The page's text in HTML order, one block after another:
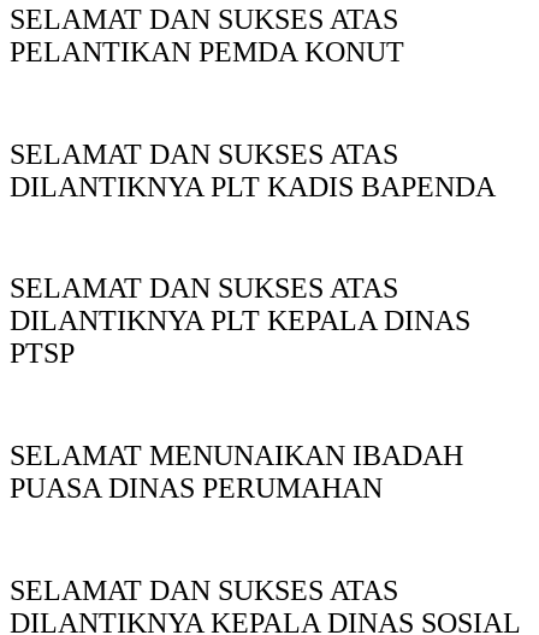
SELAMAT DAN SUKSES ATAS
PELANTIKAN PEMDA KONUT
SELAMAT DAN SUKSES ATAS
DILANTIKNYA PLT KADIS BAPENDA
SELAMAT DAN SUKSES ATAS
DILANTIKNYA PLT KEPALA DINAS
PTSP
SELAMAT MENUNAIKAN IBADAH
PUASA DINAS PERUMAHAN
SELAMAT DAN SUKSES ATAS
DILANTIKNYA KEPALA DINAS SOSIAL